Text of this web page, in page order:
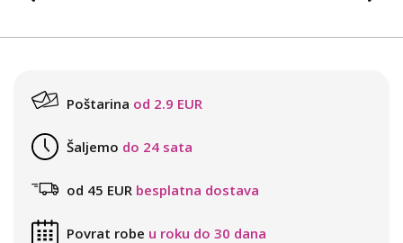
Poštarina od 2.9 EUR
Šaljemo do 24 sata
od 45 EUR besplatna dostava
Povrat robe u roku do 30 dana